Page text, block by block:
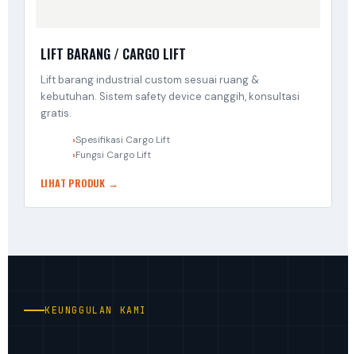
LIFT BARANG / CARGO LIFT
Lift barang industrial custom sesuai ruang &
kebutuhan. Sistem safety device canggih, konsultasi
gratis.
Spesifikasi Cargo Lift
Fungsi Cargo Lift
LIHAT PRODUK →
KEUNGGULAN KAMI